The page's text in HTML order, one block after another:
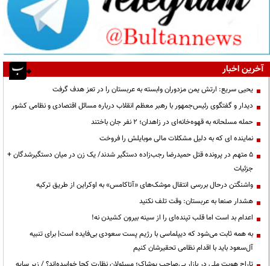
آخرین اخبار
یحیی سریع: ارتش یمن مزدوران وابسته به عربستان را در تعز هدف گرفت
دیدار و گفتگوی رئیس‌جمهور با رهبر معظم انقلاب درباره مسائل اقتصادی و نظامی کشور
حمله مسلحانه به قهوه‌خانه‌ای در زاهدان؛ ۲ نفر جان باختند
نماینده ای که به دلیل مشکلات مالی موبایلش را فروخت
۵ متهم در پرونده قتل حمیدرضا رجب‌زاده دستگیر شدند/ یک زن در میان دستگیرشدگان +
جزئیات
واشنگتن درحال بررسی انتقال موشک‌های «آتاکامس» به اوکراین از طریق ترکیه
هشدار صنعا به عربستان: وقت تلف نکنید
اعدام بد است اما قلب تپنده‌ای را از سینه بیرون کشیدن نه!
به همه ثابت می‌شود که دیپلماسی با رژیم پست سعودی بی‌فایده است| برای تنبیه
آل‌سعود باید با اقدام نظامی تحقیرشان کنیم